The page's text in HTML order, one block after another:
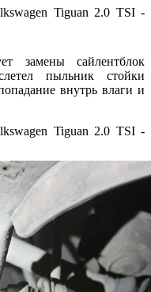
замены сайлентблок
пыльник стойки
внутрь влаги и